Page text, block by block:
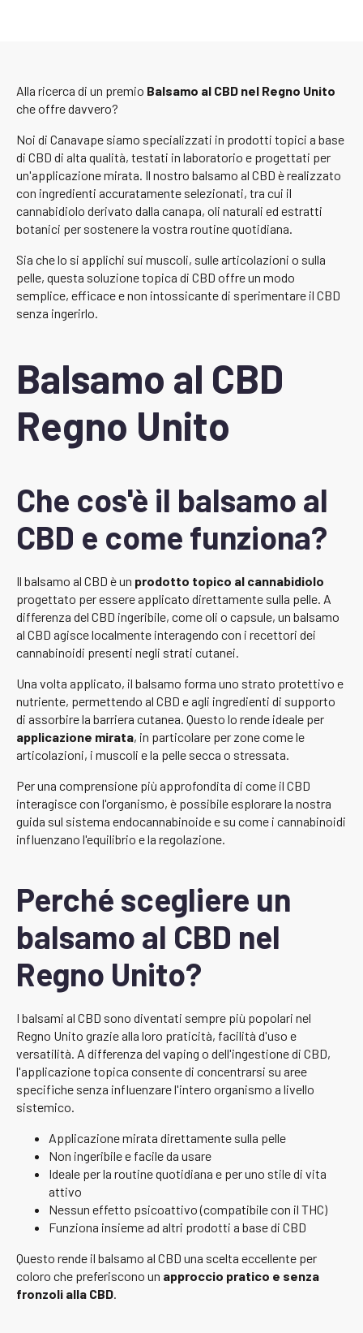
Alla ricerca di un premio Balsamo al CBD nel Regno Unito
che offre davvero?
Noi di Canavape siamo specializzati in prodotti topici a base
di CBD di alta qualità, testati in laboratorio e progettati per
un'applicazione mirata. Il nostro balsamo al CBD è realizzato
con ingredienti accuratamente selezionati, tra cui il
cannabidiolo derivato dalla canapa, oli naturali ed estratti
botanici per sostenere la vostra routine quotidiana.
Sia che lo si applichi sui muscoli, sulle articolazioni o sulla
pelle, questa soluzione topica di CBD offre un modo
semplice, efficace e non intossicante di sperimentare il CBD
senza ingerirlo.
Balsamo al CBD
Regno Unito
Che cos'è il balsamo al
CBD e come funziona?
Il balsamo al CBD è un prodotto topico al cannabidiolo
progettato per essere applicato direttamente sulla pelle. A
differenza del CBD ingeribile, come oli o capsule, un balsamo
al CBD agisce localmente interagendo con i recettori dei
cannabinoidi presenti negli strati cutanei.
Una volta applicato, il balsamo forma uno strato protettivo e
nutriente, permettendo al CBD e agli ingredienti di supporto
di assorbire la barriera cutanea. Questo lo rende ideale per
applicazione mirata, in particolare per zone come le
articolazioni, i muscoli e la pelle secca o stressata.
Per una comprensione più approfondita di come il CBD
interagisce con l'organismo, è possibile esplorare la nostra
guida sul sistema endocannabinoide e su come i cannabinoidi
influenzano l'equilibrio e la regolazione.
Perché scegliere un
balsamo al CBD nel
Regno Unito?
I balsami al CBD sono diventati sempre più popolari nel
Regno Unito grazie alla loro praticità, facilità d'uso e
versatilità. A differenza del vaping o dell'ingestione di CBD,
l'applicazione topica consente di concentrarsi su aree
specifiche senza influenzare l'intero organismo a livello
sistemico.
Applicazione mirata direttamente sulla pelle
Non ingeribile e facile da usare
Ideale per la routine quotidiana e per uno stile di vita
attivo
Nessun effetto psicoattivo (compatibile con il THC)
Funziona insieme ad altri prodotti a base di CBD
Questo rende il balsamo al CBD una scelta eccellente per
coloro che preferiscono un approccio pratico e senza
fronzoli alla CBD.